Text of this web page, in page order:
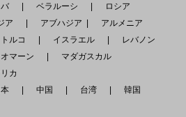
バ ベラルーシ
ロシア
ア アブハジア
アルメニア
ルコ イスラエル
レバノン
マーン
マダガスカル
カ
中国 台湾
韓国